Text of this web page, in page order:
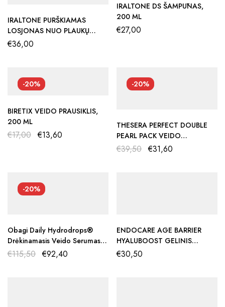
IRALTONE PURŠKIAMAS
LOSJONAS NUO PLAUKŲ
SLINKIMO, 100 ML
€36,00
IRALTONE DS ŠAMPŪNAS,
200 ML
€27,00
-20%
BIRETIX VEIDO PRAUSIKLIS,
200 ML
€17,00 €13,60
-20%
THESERA PERFECT DOUBLE
PEARL PACK VEIDO
PRAUSIKLIS, 100 Ml
€39,50 €31,60
-20%
Obagi Daily Hydrodrops®
Drėkinamasis Veido Serumas
Su Vit B3, 30ml
€115,50 €92,40
ENDOCARE AGE BARRIER
HYALUBOOST GELINIS
KREMAS, 50 ML
€30,50